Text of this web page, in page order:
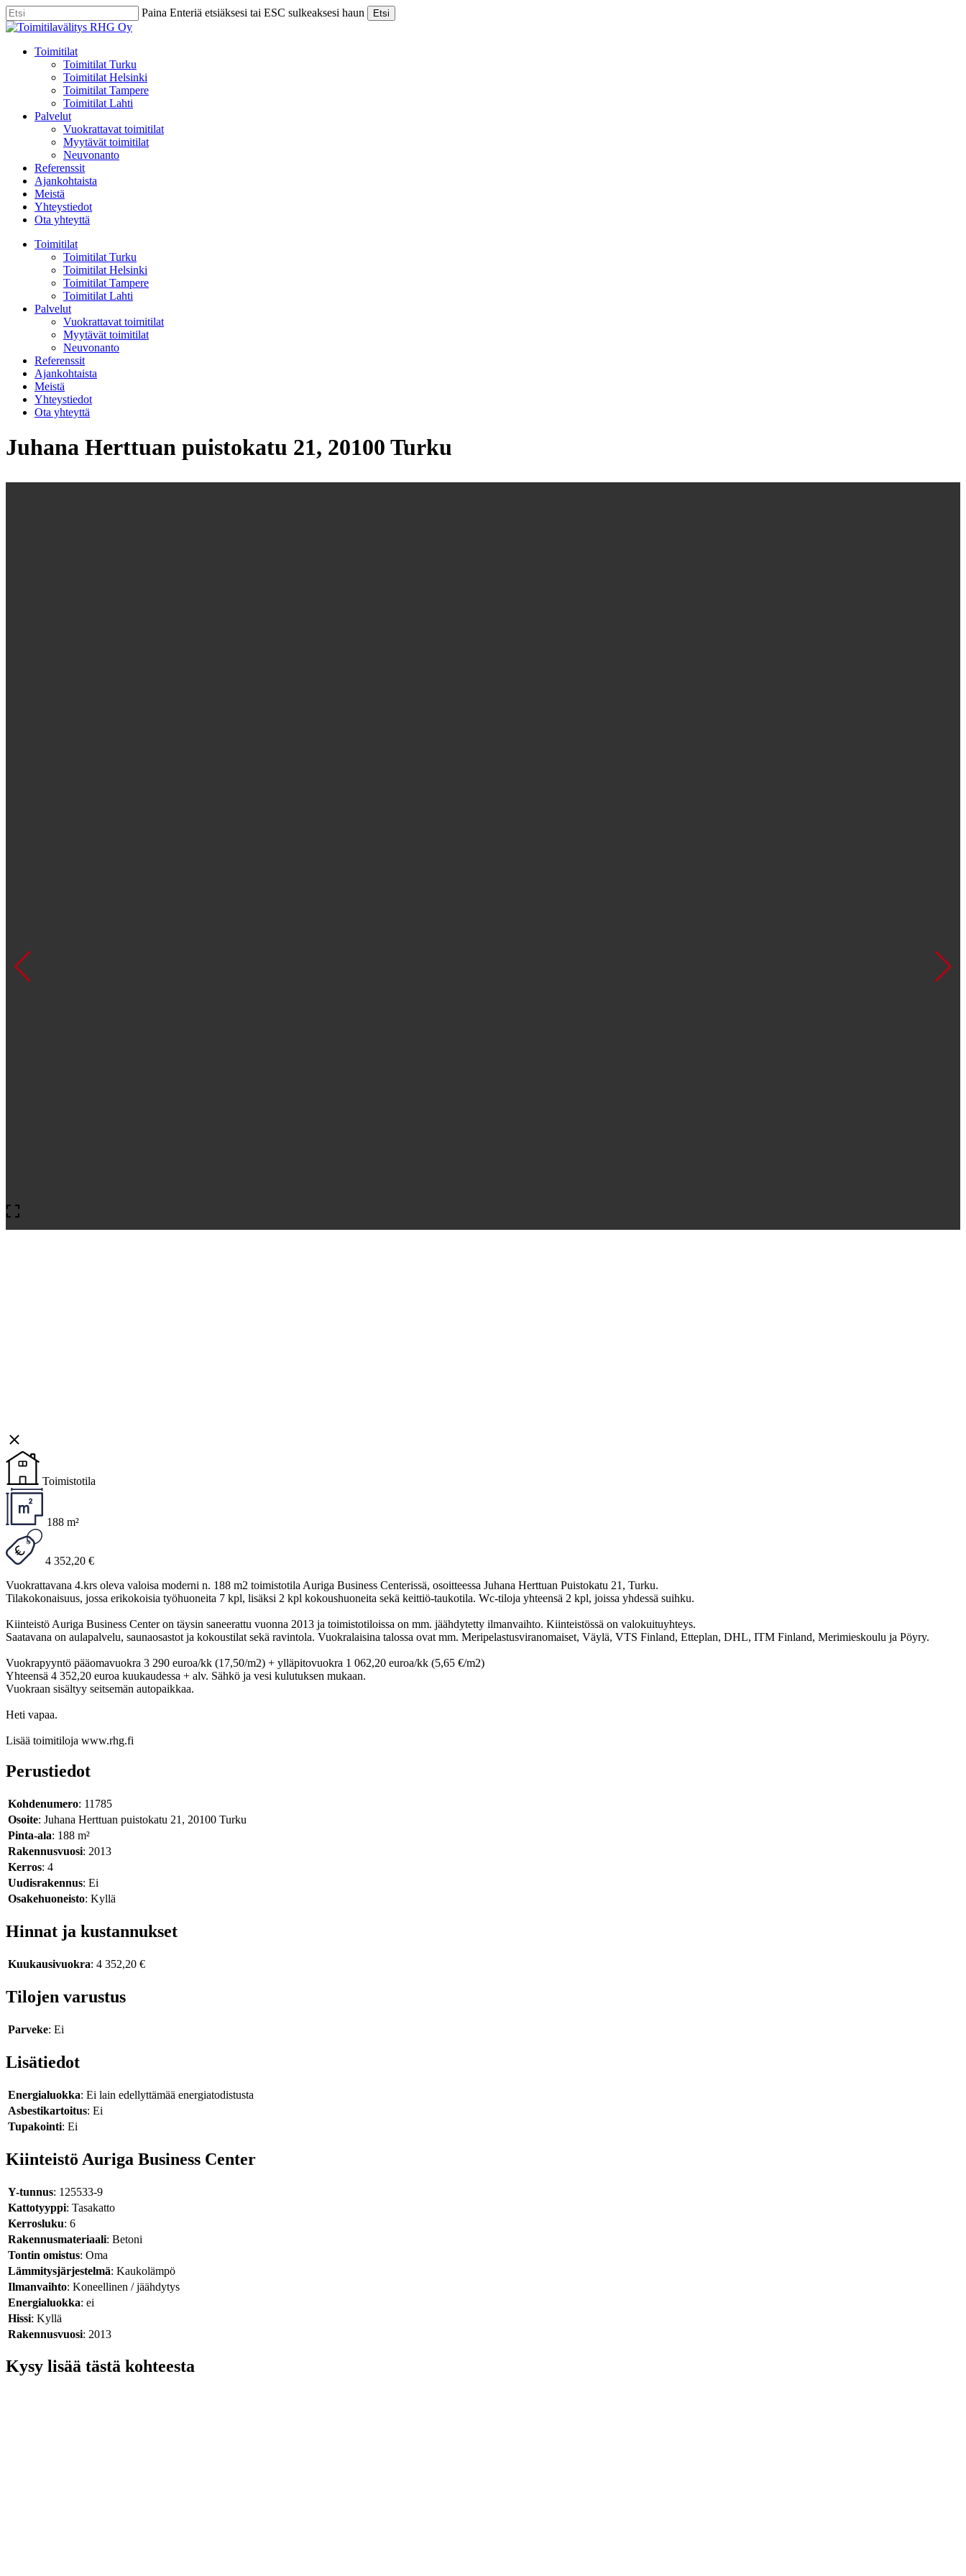
Skip
to
content
Paina Enteriä etsiäksesi tai ESC sulkeaksesi haun Etsi
Close
Menu
Toimitilat
Toimitilat Turku
Toimitilat Helsinki
Toimitilat Tampere
Toimitilat Lahti
Palvelut
Vuokrattavat toimitilat
Myytävät toimitilat
Neuvonanto
Referenssit
Ajankohtaista
Meistä
Yhteystiedot
Ota yhteyttä
Toimitilat
Toimitilat Turku
Toimitilat Helsinki
Toimitilat Tampere
Toimitilat Lahti
Palvelut
Vuokrattavat toimitilat
Myytävät toimitilat
Neuvonanto
Referenssit
Ajankohtaista
Meistä
Yhteystiedot
Ota yhteyttä
Juhana Herttuan puistokatu 21, 20100 Turku
Toimistotila
188 m²
4 352,20 €
Vuokrattavana 4.krs oleva valoisa moderni n. 188 m2 toimistotila Auriga Business Centerissä, osoitteessa Juhana Herttuan Puistokatu 21, Turku.
Tilakokonaisuus, jossa erikokoisia työhuoneita 7 kpl, lisäksi 2 kpl kokoushuoneita sekä keittiö-taukotila. Wc-tiloja yhteensä 2 kpl, joissa yhdessä suihku.
Kiinteistö Auriga Business Center on täysin saneerattu vuonna 2013 ja toimistotiloissa on mm. jäähdytetty ilmanvaihto. Kiinteistössä on valokuituyhteys.
Saatavana on aulapalvelu, saunaosastot ja kokoustilat sekä ravintola. Vuokralaisina talossa ovat mm. Meripelastusviranomaiset, Väylä, VTS Finland, Etteplan, DHL, ITM Finland, Merimieskoulu ja Pöyry.
Vuokrapyyntö pääomavuokra 3 290 euroa/kk (17,50/m2) + ylläpitovuokra 1 062,20 euroa/kk (5,65 €/m2)
Yhteensä 4 352,20 euroa kuukaudessa + alv. Sähkö ja vesi kulutuksen mukaan.
Vuokraan sisältyy seitsemän autopaikkaa.
Heti vapaa.
Lisää toimitiloja www.rhg.fi
Perustiedot
Kohdenumero: 11785
Osoite: Juhana Herttuan puistokatu 21, 20100 Turku
Pinta-ala: 188 m²
Rakennusvuosi: 2013
Kerros: 4
Uudisrakennus: Ei
Osakehuoneisto: Kyllä
Hinnat ja kustannukset
Kuukausivuokra: 4 352,20 €
Tilojen varustus
Parveke: Ei
Lisätiedot
Energialuokka: Ei lain edellyttämää energiatodistusta
Asbestikartoitus: Ei
Tupakointi: Ei
Kiinteistö Auriga Business Center
Y-tunnus: 125533-9
Kattotyyppi: Tasakatto
Kerrosluku: 6
Rakennusmateriaali: Betoni
Tontin omistus: Oma
Lämmitysjärjestelmä: Kaukolämpö
Ilmanvaihto: Koneellinen / jäähdytys
Energialuokka: ei
Hissi: Kyllä
Rakennusvuosi: 2013
Kysy lisää tästä kohteesta